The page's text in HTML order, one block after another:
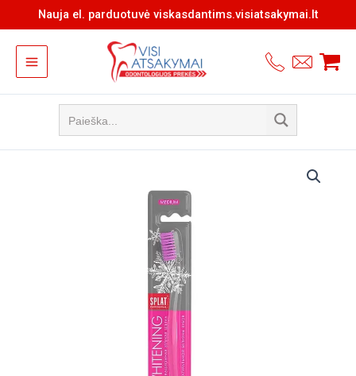
prie
turinio
Nauja el. parduotuvė viskasdantims.visiatsakymai.lt